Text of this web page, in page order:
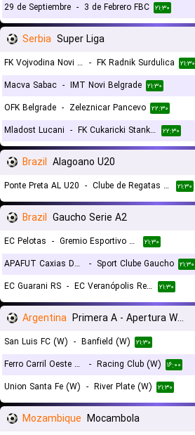
29 de Septiembre - 3 de Febrero FBC ۲۱:۳۰
Serbia Super Liga
FK Vojvodina Novi Sad - FK Radnik Surdulica ۲۱:۳۰
Macva Sabac - IMT Novi Belgrade ۲۱:۳۰
OFK Belgrade - Zeleznicar Pancevo ۲۲:۳۰
Mladost Lucani - FK Cukaricki Stankom ۲۲:۳۰
Brazil Alagoano U20
Ponte Preta AL U20 - Clube de Regatas Brasil U20 ۲۱:۳۰
Brazil Gaucho Serie A2
EC Pelotas - Gremio Esportivo Bage ۲۱:۳۰
APAFUT Caxias Do Sul RS
- Sport Clube Gaucho ۲۱:۳۰
EC Guarani RS - EC Veranópolis Recreativo Cultural ۲۱:۳۰
Argentina Primera A - Apertura Women
San Luis FC (W) - Banfield (W) ۲۱:۳۰
Ferro Carril Oeste (W)
- Racing Club (W) ۱۶:۰۰
Union Santa Fe (W) - River Plate (W) ۲۱:۳۰
Mozambique Mocambola